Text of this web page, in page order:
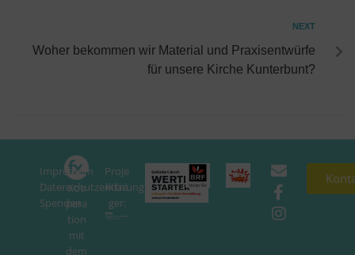
NEXT
Woher bekommen wir Material und Praxisentwürfe
für unsere Kirche Kunterbunt?
Impressum
Datenschutzerklärung
Spenden
In
Koo
pera
tion
mit
dem
Proje
ktträ
ger: